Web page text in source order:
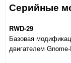
Серийные
RWD-29
Базовая
двигателем